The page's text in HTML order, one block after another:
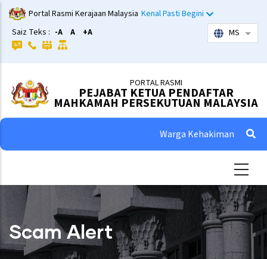
Skip
to
main
content
Portal Rasmi Kerajaan Malaysia Kenal Pasti Begini
Saiz Teks : -A A +A MS List
PORTAL RASMI
PEJABAT KETUA PENDAFTAR
MAHKAMAH PERSEKUTUAN MALAYSIA
Warga Kehakiman
Scam Alert